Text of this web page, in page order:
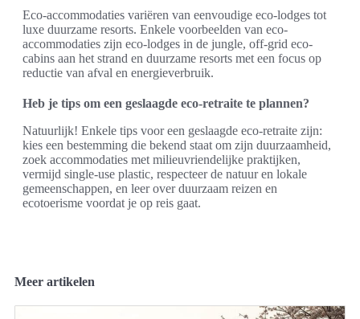
Eco-accommodaties variëren van eenvoudige eco-lodges tot
luxe duurzame resorts. Enkele voorbeelden van eco-
accommodaties zijn eco-lodges in de jungle, off-grid eco-
cabins aan het strand en duurzame resorts met een focus op
reductie van afval en energieverbruik.
Heb je tips om een geslaagde eco-retraite te plannen?
Natuurlijk! Enkele tips voor een geslaagde eco-retraite zijn:
kies een bestemming die bekend staat om zijn duurzaamheid,
zoek accommodaties met milieuvriendelijke praktijken,
vermijd single-use plastic, respecteer de natuur en lokale
gemeenschappen, en leer over duurzaam reizen en
ecotoerisme voordat je op reis gaat.
Meer artikelen